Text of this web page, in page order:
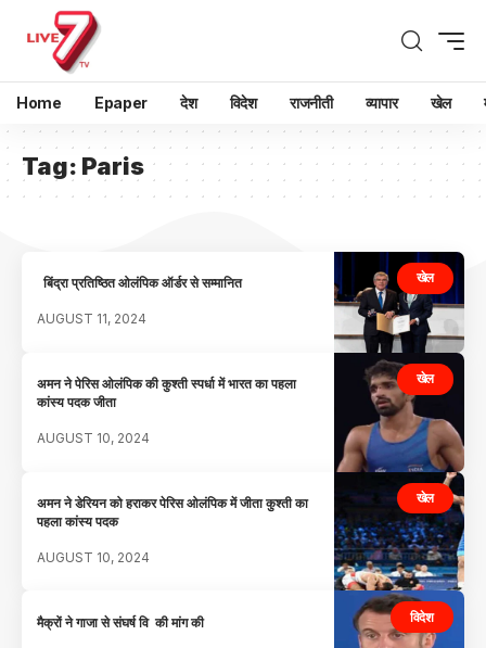
Home Epaper देश विदेश राजनीती व्यापार खेल
Tag: Paris
खेल
बिंद्रा प्रतिष्ठित ओलंपिक ऑर्डर से सम्मानित
AUGUST 11, 2024
खेल
अमन ने पेरिस ओलंपिक की कुश्ती स्पर्धा में भारत का पहला
कांस्य पदक जीता
AUGUST 10, 2024
खेल
अमन ने डेरियन को हराकर पेरिस ओलंपिक में जीता कुश्ती का
पहला कांस्य पदक
AUGUST 10, 2024
विदेश
मैक्रों ने गाजा से संघर्ष वि की मांग की